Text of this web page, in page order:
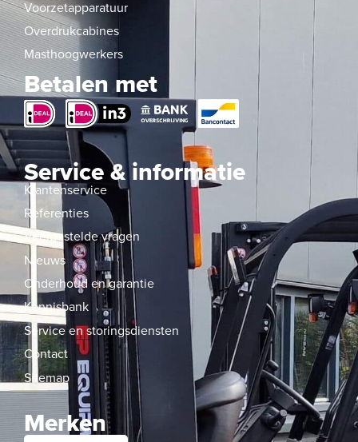
Voorzetapparatuur
Overdrukcabines
Masthoogwerkers
Betalen met
Service & informatie
Klantenservice
Referenties
Veelgestelde vragen
Nieuws
Onderhoud en garantie
Kennisbank
Service en storingsdiensten
Contact
Sitemap
Merken